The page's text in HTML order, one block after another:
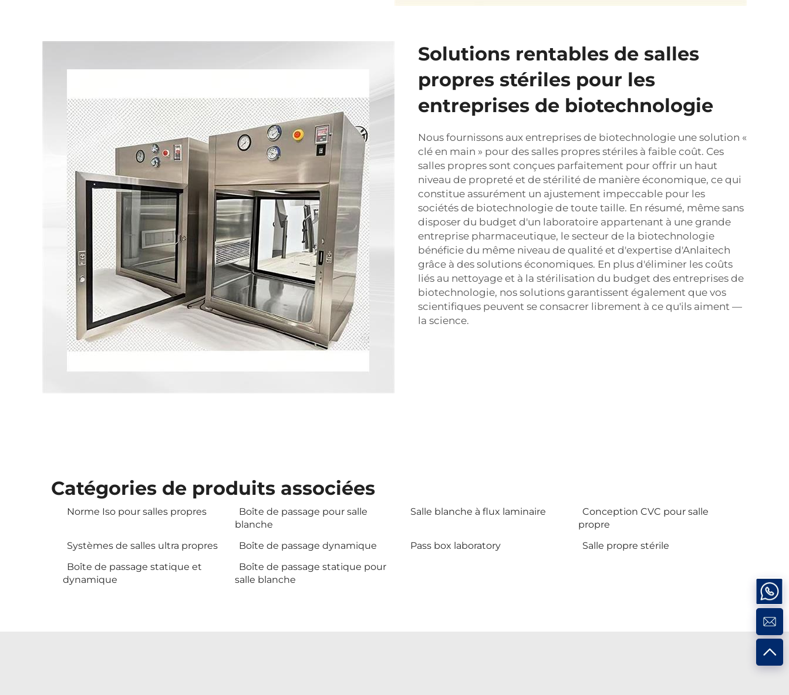
Solutions rentables de salles
propres stériles pour les
entreprises de biotechnologie
Nous fournissons aux entreprises de biotechnologie une solution «
clé en main » pour des salles propres stériles à faible coût. Ces
salles propres sont conçues parfaitement pour offrir un haut
niveau de propreté et de stérilité de manière économique, ce qui
constitue assurément un ajustement impeccable pour les
sociétés de biotechnologie de toute taille. En résumé, même sans
disposer du budget d'un laboratoire appartenant à une grande
entreprise pharmaceutique, le secteur de la biotechnologie
bénéficie du même niveau de qualité et d'expertise d'Anlaitech
grâce à des solutions économiques. En plus d'éliminer les coûts
liés au nettoyage et à la stérilisation du budget des entreprises de
biotechnologie, nos solutions garantissent également que vos
scientifiques peuvent se consacrer librement à ce qu'ils aiment —
la science.
Catégories de produits associées
Norme Iso pour salles propres
Boîte de passage pour salle
blanche
Salle blanche à flux laminaire
Conception CVC pour salle
propre
Systèmes de salles ultra propres
Boîte de passage dynamique Pass box laboratory
Salle propre stérile
Boîte de passage statique et
dynamique
Boîte de passage statique pour
salle blanche